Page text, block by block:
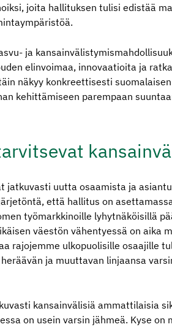
joita hallituksen tulisi edistää
ja
elinvoimaa, innovaatioita ja
näkyy konkreettisesti
kehittämiseen parempaan
jatkuvasti uutta osaamista ja
että hallitus on
työmarkkinoille lyhytnäköisillä
väestön vähentyessä on aika
rajojemme ulkopuolisille osaajille
ja muuttavan linjaansa
kansainvälisiä ammattilaisia
on usein varsin jähmeä. Kyse on